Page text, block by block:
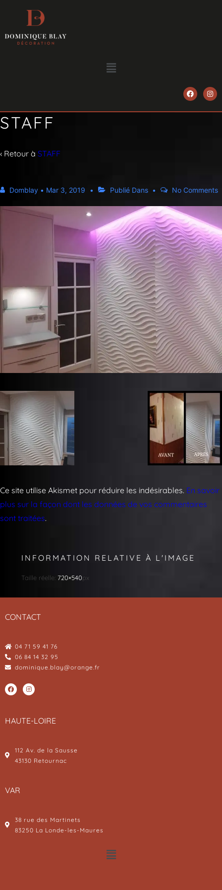
STAFF
‹ Retour à STAFF
Domblay • Mar 3, 2019 Publié Dans No Comments
Ce site utilise Akismet pour réduire les indésirables. En savoir
plus sur la façon dont les données de vos commentaires
sont traitées.
INFORMATION RELATIVE À L'IMAGE
Taille réelle: 720×540px
CONTACT
04 71 59 41 76
06 84 14 32 95
dominique.blay@orange.fr
HAUTE-LOIRE
112 Av. de la Sausse
43130 Retournac
VAR
38 rue des Martinets
83250 La Londe-les-Maures